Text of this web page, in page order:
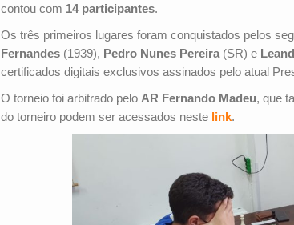
contou com 14 participantes.
Os três primeiros lugares foram conquistados pelos
Fernandes (1939), Pedro Nunes Pereira (SR) e
certificados digitais exclusivos assinados pelo atual
O torneio foi arbitrado pelo AR Fernando Madeu, que
do torneiro podem ser acessados neste link.